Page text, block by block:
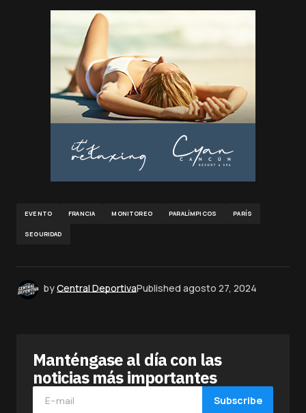
EVENTO FRANCIA MONITOREO PARALÍMPICOS PARÍS
SEGURIDAD
byCentral DeportivaPublished agosto 27, 2024
Manténgase al día con las
noticias más importantes
Subscribe